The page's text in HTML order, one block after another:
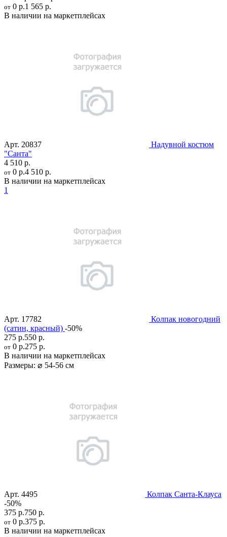
от 0 р.1 565 р.
В наличии на маркетплейсах
Арт. 20837
Надувной костюм
"Санта"
4 510 р.
от 0 р.4 510 р.
В наличии на маркетплейсах
1
Арт. 17782
Колпак новогодний
(сатин, красный) -50%
275 р.550 р.
от 0 р.275 р.
В наличии на маркетплейсах
Размеры: ⌀ 54-56 см
Арт. 4495
Колпак Санта-Клауса
-50%
375 р.750 р.
от 0 р.375 р.
В наличии на маркетплейсах